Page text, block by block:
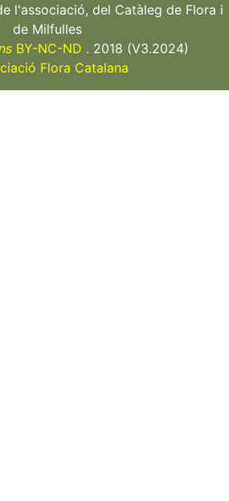
l'associació, del Catàleg de Flora i
de Milfulles
BY-NC-ND . 2018 (V3.2024)
Flora Catalana